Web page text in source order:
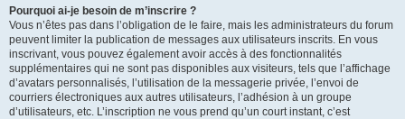
Pourquoi ai-je besoin de m’inscrire ?
Vous n’êtes pas dans l’obligation de le faire, mais les administrateurs du forum
peuvent limiter la publication de messages aux utilisateurs inscrits. En vous
inscrivant, vous pouvez également avoir accès à des fonctionnalités
supplémentaires qui ne sont pas disponibles aux visiteurs, tels que l’affichage
d’avatars personnalisés, l’utilisation de la messagerie privée, l’envoi de
courriers électroniques aux autres utilisateurs, l’adhésion à un groupe
d’utilisateurs, etc. L’inscription ne vous prend qu’un court instant, c’est